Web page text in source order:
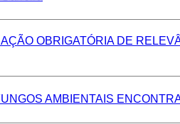
OBRIGATÓRIA DE
AMBIENTAIS